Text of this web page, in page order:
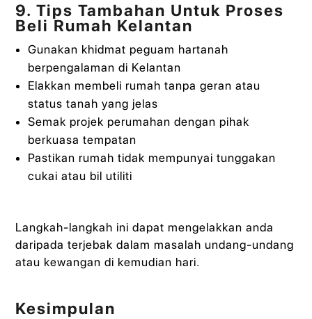
9. Tips Tambahan Untuk Proses
Beli Rumah Kelantan
Gunakan khidmat peguam hartanah
berpengalaman di Kelantan
Elakkan membeli rumah tanpa geran atau
status tanah yang jelas
Semak projek perumahan dengan pihak
berkuasa tempatan
Pastikan rumah tidak mempunyai tunggakan
cukai atau bil utiliti
Langkah-langkah ini dapat mengelakkan anda
daripada terjebak dalam masalah undang-undang
atau kewangan di kemudian hari.
Kesimpulan